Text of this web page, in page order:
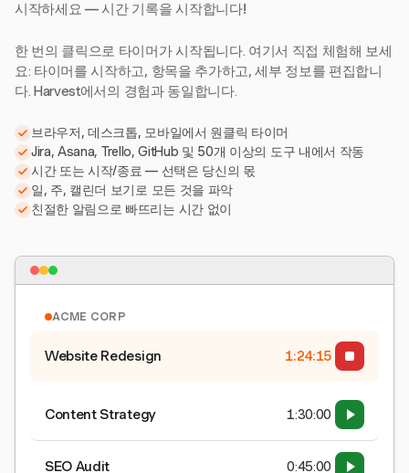
시작하세요 — 시간 기록을 시작합니다!
한 번의 클릭으로 타이머가 시작됩니다. 여기서 직접 체험해 보세
요: 타이머를 시작하고, 항목을 추가하고, 세부 정보를 편집합니
다. Harvest에서의 경험과 동일합니다.
브라우저, 데스크톱, 모바일에서 원클릭 타이머
Jira, Asana, Trello, GitHub 및 50개 이상의 도구 내에서 작동
시간 또는 시작/종료 — 선택은 당신의 몫
일, 주, 캘린더 보기로 모든 것을 파악
친절한 알림으로 빠뜨리는 시간 없이
ACME CORP
Website Redesign 1:24:15
Content Strategy 1:30:00
SEO Audit 0:45:00